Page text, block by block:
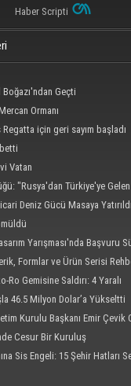
Haber Scripti
Geçti
Ormanı
için geri sayım başladı
Vatan
"Rusya'dan Türkiye'ye Gelen
Deniz Gücü Masaya Yatırıldı
Yarışması'nda Başvuru
Formlar ve Ürün Serisi
Ro Gemisine Saldırı: 4 Yaralı
46.5 Milyon Dolar’a Yükseltti
Kurulu Başkanı Emir Çevik
Cesur Bir Kuruluş
Sis Engeli: 15 Şehir Hatları